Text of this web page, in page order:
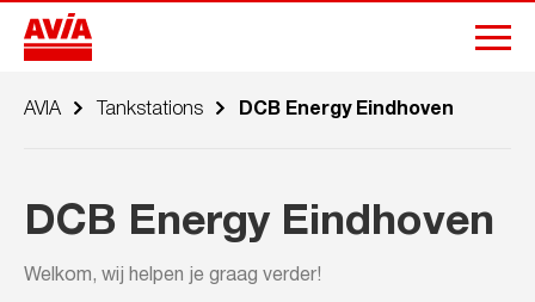
AVIA Tankstations DCB Energy Eindhoven
DCB Energy Eindhoven
Welkom, wij helpen je graag verder!